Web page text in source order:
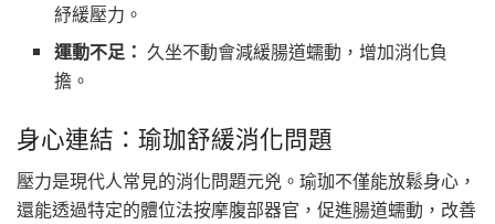
紓緩壓力。
運動不足： 久坐不動會減緩腸道蠕動，增加消化負
擔。
身心連結：瑜珈舒緩消化問題
壓力是現代人常見的消化問題元兇。瑜珈不僅能放鬆身心，
還能透過特定的體位法按摩腹部器官，促進腸道蠕動，改善